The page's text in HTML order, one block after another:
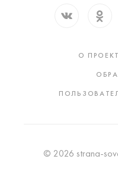
О
© 2026 strana-